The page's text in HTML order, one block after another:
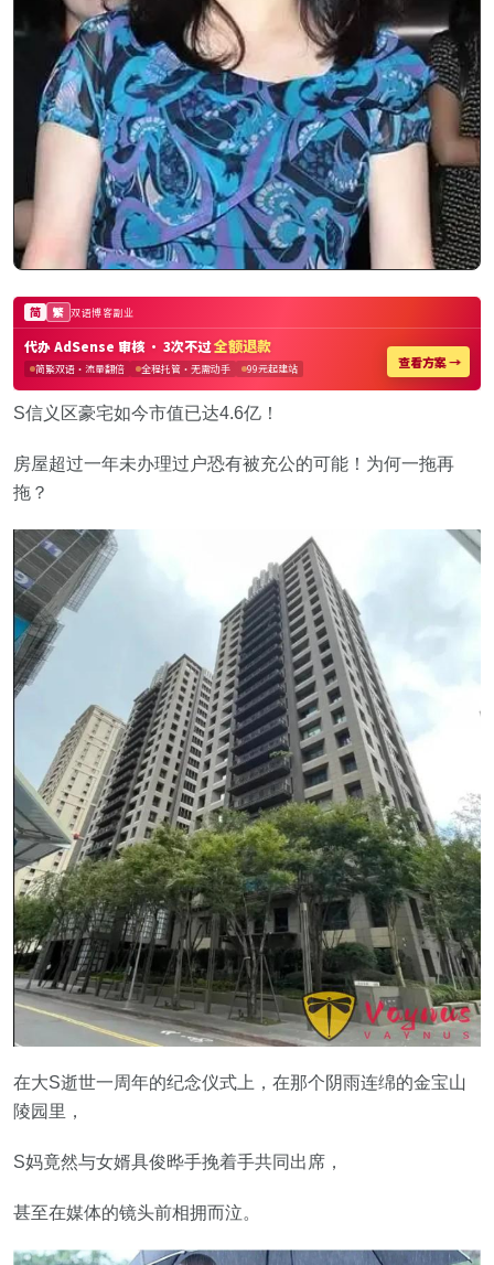
S信义区豪宅如今市值已达4.6亿！
房屋超过一年未办理过户恐有被充公的可能！为何一拖再
拖？
在大S逝世一周年的纪念仪式上，在那个阴雨连绵的金宝山
陵园里，
S妈竟然与女婿具俊晔手挽着手共同出席，
甚至在媒体的镜头前相拥而泣。